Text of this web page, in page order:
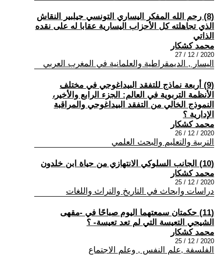
(8) رحم الله المفكر اليساري التونسي جيلبير النقاش
الذي تجاهلته كل الأحزاب اليسارية عقابا له على نقده
الذاتي
محمد كشكار
2020 / 12 / 27
اليسار , الديمقراطية والعلمانية في المغرب العربي
(9) أربعة نماذج للتفقد البيداغوجي في مختلف
الأنظمة التربوية في العالم: الجزء الرابع والأخير،
النموذج الخالي من التفقد البيداغوجي والمراقبة
الإدارية ؟
محمد كشكار
2020 / 12 / 26
التربية والتعليم والبحث العلمي
(10) الجانب السلوكي الانتهازي من حياة ابن خلدون
محمد كشكار
2020 / 12 / 25
دراسات وابحاث في التاريخ والتراث واللغات
(11) حكمتان سمعتهما اليوم صباحًا في -مقهى
الشيحي التعيسة التي لم تعد تعيسة- ؟
محمد كشكار
2020 / 12 / 25
الفلسفة ,علم النفس , وعلم الاجتماع